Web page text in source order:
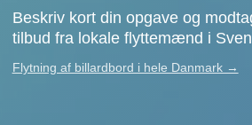
Underholdning
Se alle...
Beskriv kort din opgave og
tilbud fra lokale flyttemænd i
Flytning af billardbord i hele Danmark →